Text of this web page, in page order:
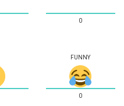
0
FUNNY
0